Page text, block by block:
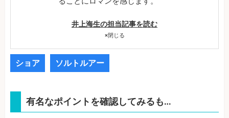
井上海生の担当記事を読む
×閉じる
ショア ソルトルアー
有名なポイントを確認してみるも…